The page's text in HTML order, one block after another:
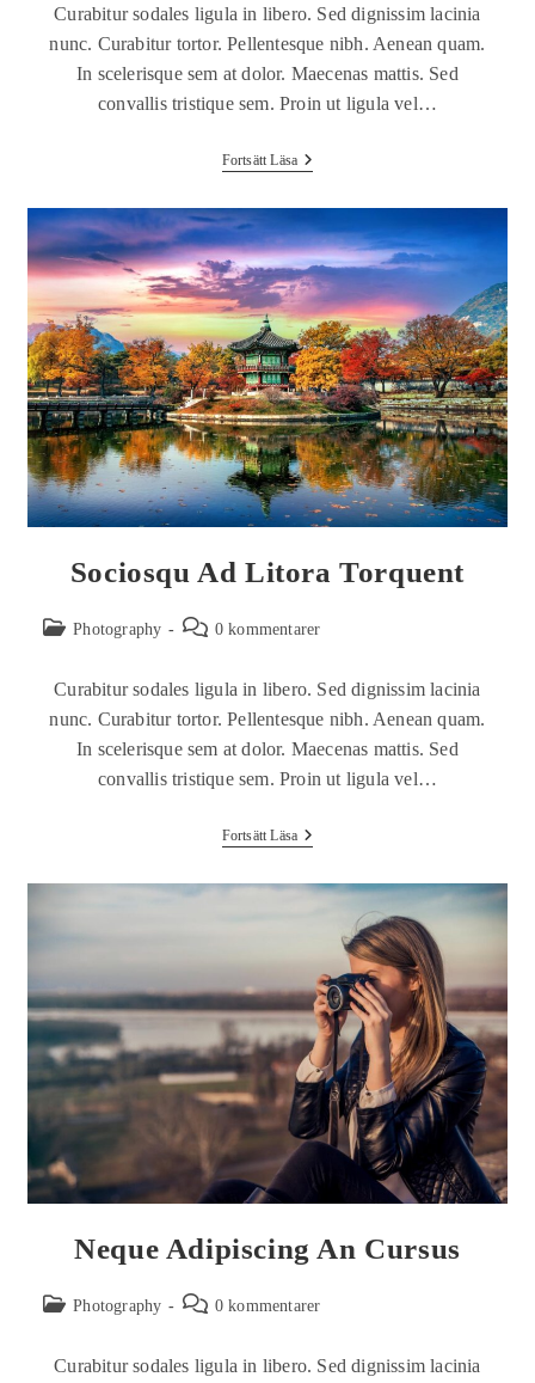
Curabitur sodales ligula in libero. Sed dignissim lacinia
nunc. Curabitur tortor. Pellentesque nibh. Aenean quam.
In scelerisque sem at dolor. Maecenas mattis. Sed
convallis tristique sem. Proin ut ligula vel…
Fortsätt Läsa
Sociosqu Ad Litora Torquent
Photography 0 kommentarer
Curabitur sodales ligula in libero. Sed dignissim lacinia
nunc. Curabitur tortor. Pellentesque nibh. Aenean quam.
In scelerisque sem at dolor. Maecenas mattis. Sed
convallis tristique sem. Proin ut ligula vel…
Fortsätt Läsa
Neque Adipiscing An Cursus
Photography 0 kommentarer
Curabitur sodales ligula in libero. Sed dignissim lacinia